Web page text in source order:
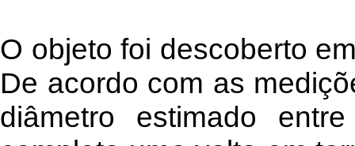
O objeto foi descoberto
De acordo com as
diâmetro estimado